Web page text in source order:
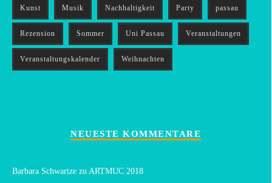
Kunst Musik Nachhaltigkeit Party passau
Rezension Sommer Uni Passau Veranstaltungen
Veranstaltungskalender Weihnachten
NEUESTE KOMMENTARE
Barbara Schwartze zu ARTMUC 2018